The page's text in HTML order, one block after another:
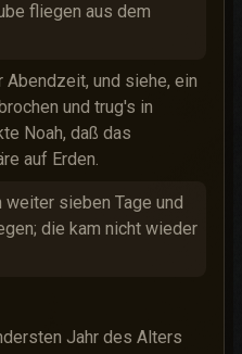
fliegen aus dem
Abendzeit, und siehe, ein
und trug's in
Noah, daß das
auf Erden.
weiter sieben Tage und
die kam nicht wieder
Jahr des Alters